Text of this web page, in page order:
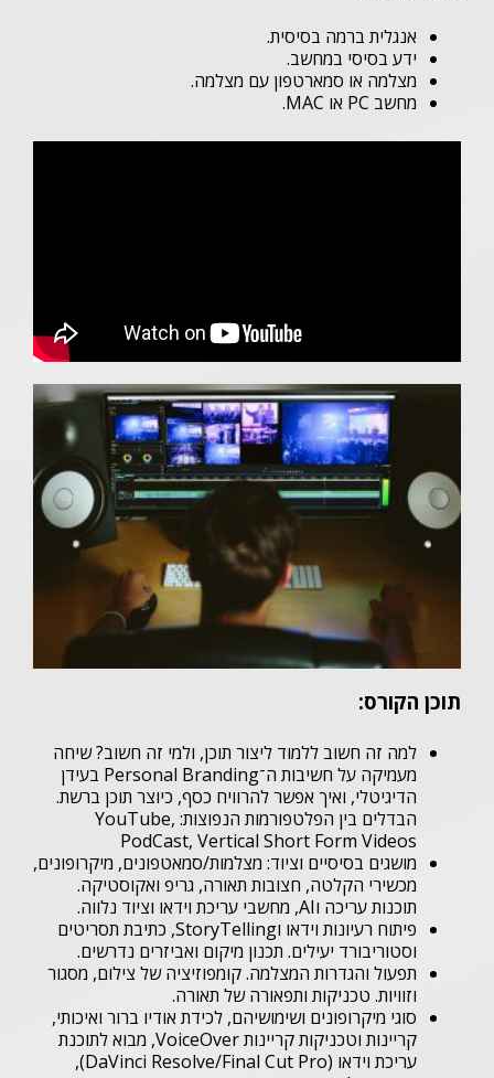
אנגלית ברמה בסיסית.
ידע בסיסי במחשב.
מצלמה או סמארטפון עם מצלמה.
מחשב PC או MAC.
תוכן הקורס:
למה זה חשוב ללמוד ליצור תוכן, ולמי זה חשוב? שיחה
מעמיקה על חשיבות ה־Personal Branding בעידן
הדיגיטלי, ואיך אפשר להרוויח כסף, כיוצר תוכן ברשת.
הבדלים בין הפלטפורמות הנפוצות: YouTube,
PodCast, Vertical Short Form Videos
מושגים בסיסיים וציוד: מצלמות/סמאטפונים, מיקרופונים,
מכשירי הקלטה, חצובות תאורה, גריפ ואקוסטיקה.
תוכנות עריכה וAI, מחשבי עריכת וידאו וציוד נלווה.
פיתוח רעיונות וידאו וStoryTelling, כתיבת תסריטים
וסטוריבורד יעילים. תכנון מיקום ואביזרים נדרשים.
תפעול והגדרות המצלמה. קומפוזיציה של צילום, מסגור
וזוויות. טכניקות ותפאורה של תאורה.
סוגי מיקרופונים ושימושיהם, לכידת אודיו ברור ואיכותי,
קריינות וטכניקות קריינות VoiceOver, מבוא לתוכנת
עריכת וידאו (DaVinci Resolve/Final Cut Pro),